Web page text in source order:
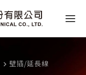
navigate_next 壁插/延長線